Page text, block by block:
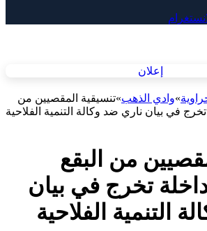
»وادي الذهب»تنسيقية المقصيين من
تخرج في بيان ناري ضد وكالة التنمية الفلاحية
من البقع
تخرج في بيان
التنمية الفلاحية